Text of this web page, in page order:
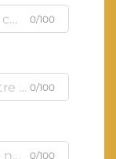
0/100
0/100
0/100